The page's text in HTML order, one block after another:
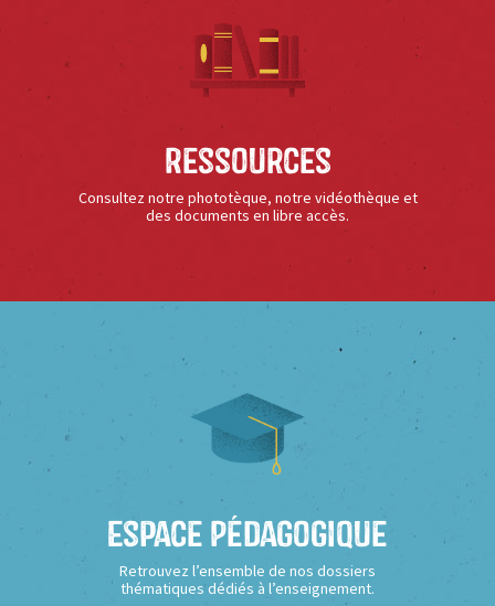
Ressources
Consultez notre phototèque, notre vidéothèque et
des documents en libre accès.
Espace Pédagogique
Retrouvez l’ensemble de nos dossiers
thématiques dédiés à l’enseignement.